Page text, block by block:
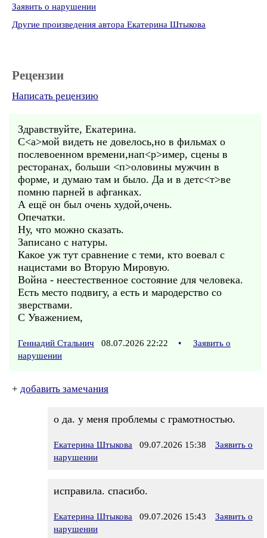
Заявить о нарушении
Другие произведения автора Екатерина Штыкова
Рецензии
Написать рецензию
Здравствуйте, Екатерина.
С<а>мой видеть не довелось,но в фильмах о
послевоенном времени,нап<р>имер, сцены в
ресторанах, больши <п>оловины мужчин в
форме, и думаю там и было. Да и в детс<т>ве
помню парней в афганках.
А ещё он был очень худой,очень.
Опечатки.
Ну, что можно сказать.
Записано с натуры.
Какое уж тут сравнение с теми, кто воевал с
нацистами во Вторую Мировую.
Война - неестественное состояние для человека.
Есть место подвигу, а есть и мародерство со
зверствами.
С Уважением,
Геннадий Стальнич 08.07.2026 22:22 •
Заявить о
нарушении
+ добавить замечания
о да. у меня проблемы с грамотностью.
Екатерина Штыкова 09.07.2026 15:38
Заявить о
нарушении
исправила. спасибо.
Екатерина Штыкова 09.07.2026 15:43
Заявить о
нарушении